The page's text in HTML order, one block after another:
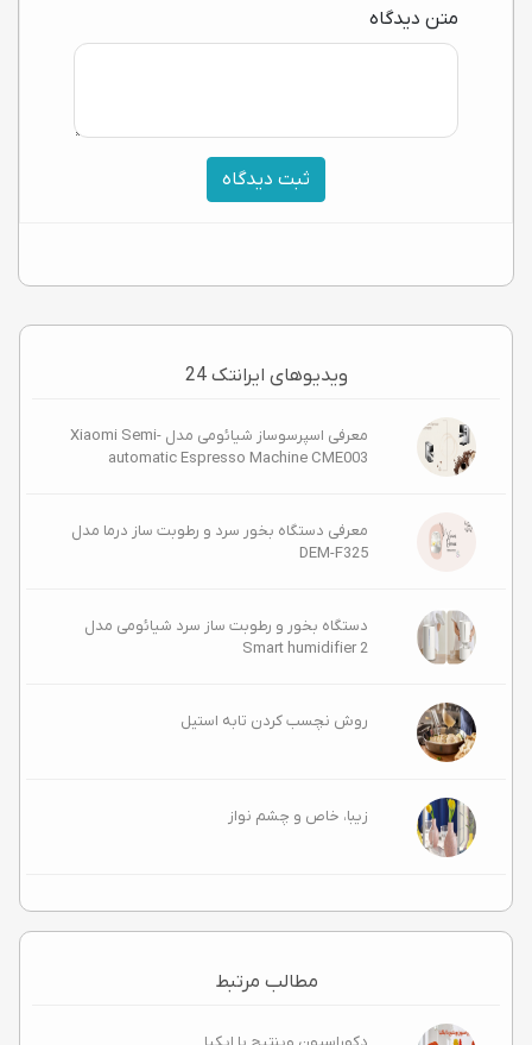
متن دیدگاه
ثبت دیدگاه
ویدیوهای ایرانتک 24
معرفی اسپرسوساز شیائومی مدل Xiaomi Semi-
automatic Espresso Machine CME003
معرفی دستگاه بخور سرد و رطوبت ساز درما مدل
DEM-F325
دستگاه بخور و رطوبت ساز سرد شیائومی مدل
Smart humidifier 2
روش نچسب کردن تابه استیل
زیبا، خاص و چشم‌ نواز
مطالب مرتبط